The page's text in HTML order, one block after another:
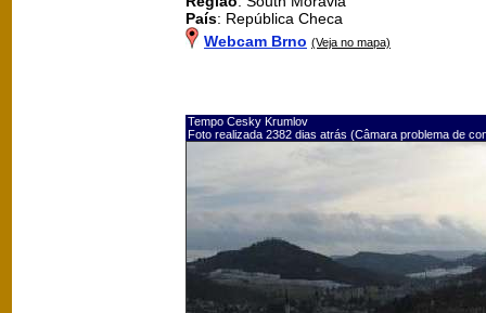
País: República Checa
Webcam Brno (Veja no mapa)
Tempo Cesky Krumlov
Foto realizada 2382 dias atrás (Câmara problema de